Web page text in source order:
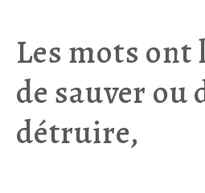
Les mots
de sauver ou
détruire,